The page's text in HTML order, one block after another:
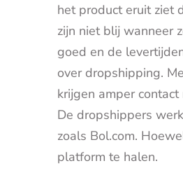
het product eruit ziet
zijn niet blij wanneer
goed en de
over dropshipping.
krijgen amper
De dropshippers
zoals Bol.com.
platform te halen.